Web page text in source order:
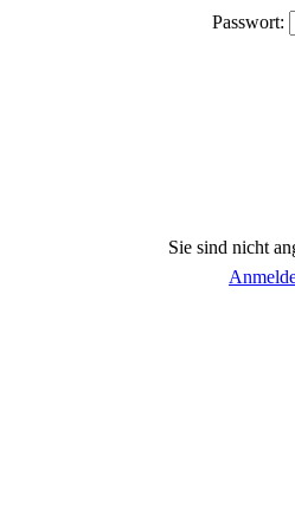
Passwort:
Sie sind nicht